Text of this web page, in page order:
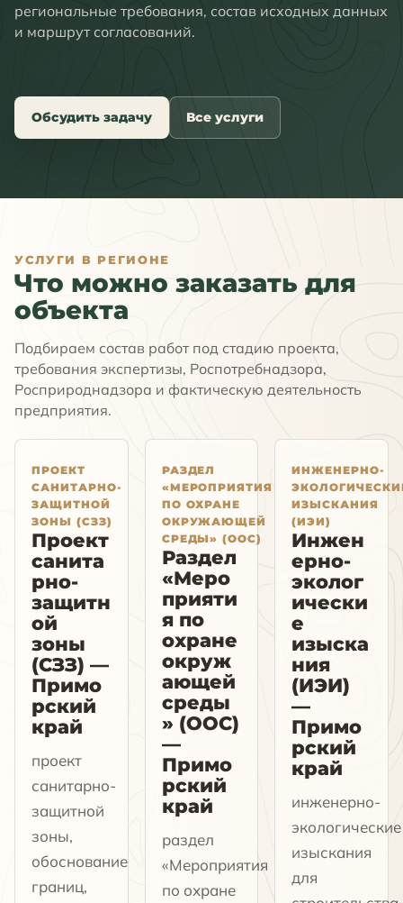
региональные требования, состав исходных данных
и маршрут согласований.
Обсудить задачу Все услуги
УСЛУГИ В РЕГИОНЕ
Что можно заказать для
объекта
Подбираем состав работ под стадию проекта,
требования экспертизы, Роспотребнадзора,
Росприроднадзора и фактическую деятельность
предприятия.
ПРОЕКТ
САНИТАРНО-
ЗАЩИТНОЙ
ЗОНЫ (СЗЗ)
Проект
санита
рно-
защитн
ой
зоны
(СЗЗ) —
Примо
рский
край
проект
санитарно-
защитной
зоны,
обоснование
границ,
РАЗДЕЛ
«МЕРОПРИЯТИЯ
ПО ОХРАНЕ
ОКРУЖАЮЩЕЙ
СРЕДЫ» (ООС)
Раздел
«Меро
прияти
я по
охране
окруж
ающей
среды
» (ООС)
—
Примо
рский
край
раздел
«Мероприятия
по охране
ИНЖЕНЕРНО-
ИЗЫСКАНИЯ
(ИЭИ)
Инжен
ерно-
эколог
ически
е
изыска
ния
(ИЭИ)
—
Примо
рский
край
инженерно-
экологические
изыскания
для